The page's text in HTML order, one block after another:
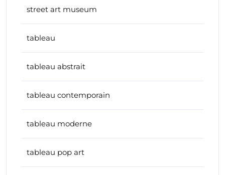
street art museum
tableau
tableau abstrait
tableau contemporain
tableau moderne
tableau pop art